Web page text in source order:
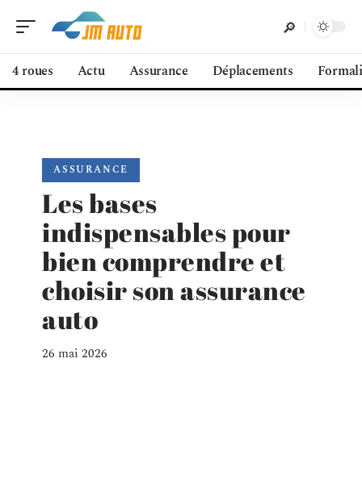
4 roues Actu Assurance Déplacements
ASSURANCE
Les bases
indispensables pour
bien comprendre et
choisir son assurance
auto
26 mai 2026